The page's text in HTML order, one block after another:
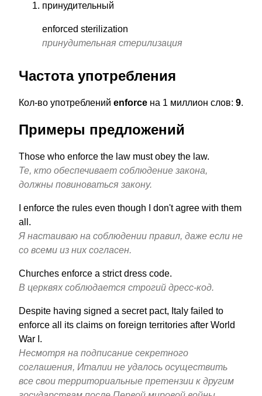
принудительный
enforced sterilization
принудительная стерилизация
Частота употребления
Кол-во употреблений enforce на 1 миллион слов: 9.
Примеры предложений
Those who enforce the law must obey the law.
Те, кто обеспечивает соблюдение закона,
должны повиноваться закону.
I enforce the rules even though I don't agree with them
all.
Я настаиваю на соблюдении правил, даже если не
со всеми из них согласен.
Churches enforce a strict dress code.
В церквях соблюдается строгий дресс-код.
Despite having signed a secret pact, Italy failed to
enforce all its claims on foreign territories after World
War I.
Несмотря на подписание секретного
соглашения, Италии не удалось осуществить
все свои территориальные претензии к другим